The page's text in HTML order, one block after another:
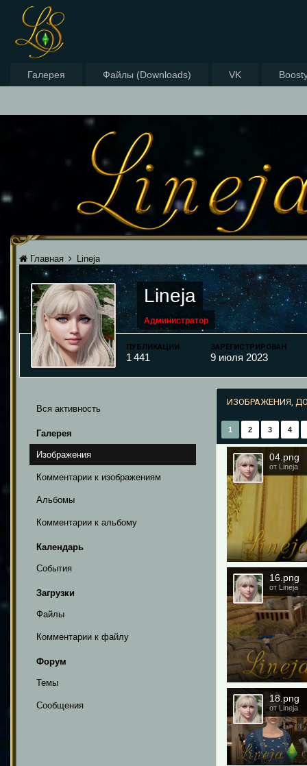
Галерея Файлы (Downloads) VK
Главная Lineja
Lineja
Администратор
ПУБЛИКАЦИИ
1 441
ЗАРЕГИСТРИРОВАН
9 июля 2023
Вся активность
Галерея
Изображения
Комментарии к изображениям
Альбомы
Комментарии к альбому
Календарь
События
Загрузки
Файлы
Комментарии к файлу
Форум
Темы
Сообщения
ИЗОБРАЖЕНИЯ,
1 2 3 4
04.png
от Lineja
16.png
от Lineja
18.png
от Lineja